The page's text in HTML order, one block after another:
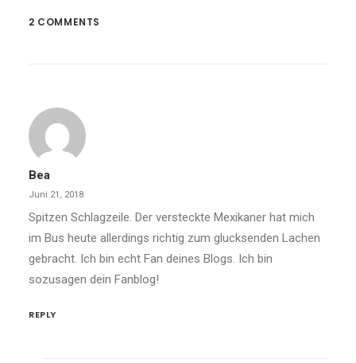
2 COMMENTS
Bea
Juni 21, 2018
Spitzen Schlagzeile. Der versteckte Mexikaner hat mich
im Bus heute allerdings richtig zum glucksenden Lachen
gebracht. Ich bin echt Fan deines Blogs. Ich bin
sozusagen dein Fanblog!
REPLY